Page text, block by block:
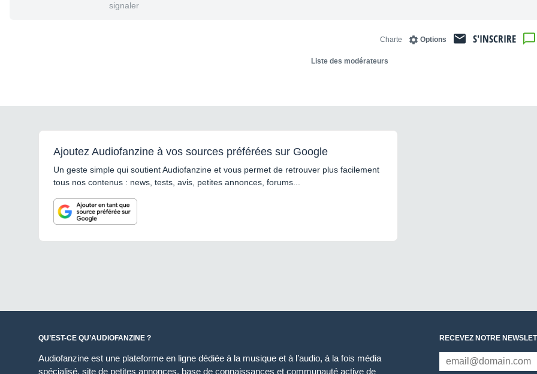
signaler
S'INSCRIRE
Options
Charte
Liste des modérateurs
Ajoutez Audiofanzine à vos sources préférées sur Google
Un geste simple qui soutient Audiofanzine et vous permet de retrouver plus facilement
tous nos contenus : news, tests, avis, petites annonces, forums...
QU’EST-CE QU’AUDIOFANZINE ?
Audiofanzine est une plateforme en ligne dédiée à la musique et à l’audio, à la fois média
spécialisé, site de petites annonces, base de connaissances et communauté active de
RECEVEZ NOTRE